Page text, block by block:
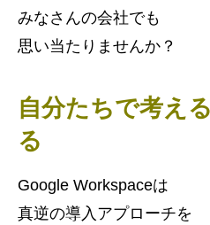
みなさんの会社でも
思い当たりませんか？
自分たちで考え
る
Google Workspaceは
真逆の導入アプローチを